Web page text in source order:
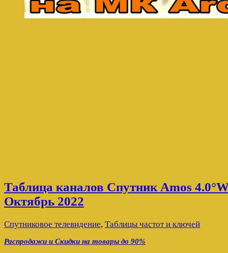
Таблица каналов Спутник Amos
Октябрь 2022
Спутниковое телевидение, Таблицы частот и ключей
Распродажи и Скидки на товары до 90%